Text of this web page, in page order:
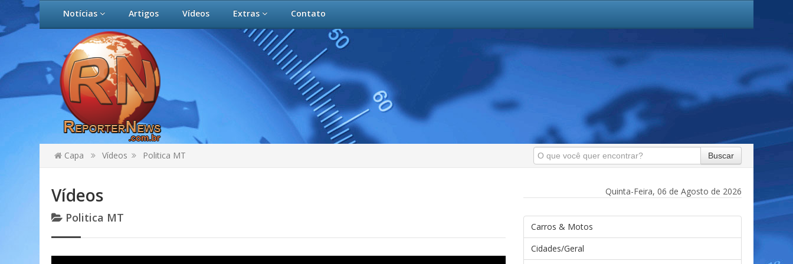
Notícias Artigos Vídeos Extras Contato
Capa Vídeos Politica MT Buscar
Vídeos
Politica MT
Quinta-Feira, 06 de Agosto de 2026
Carros & Motos
Cidades/Geral